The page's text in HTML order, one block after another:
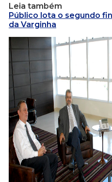
Leia também
Público lota o segundo
da Varginha